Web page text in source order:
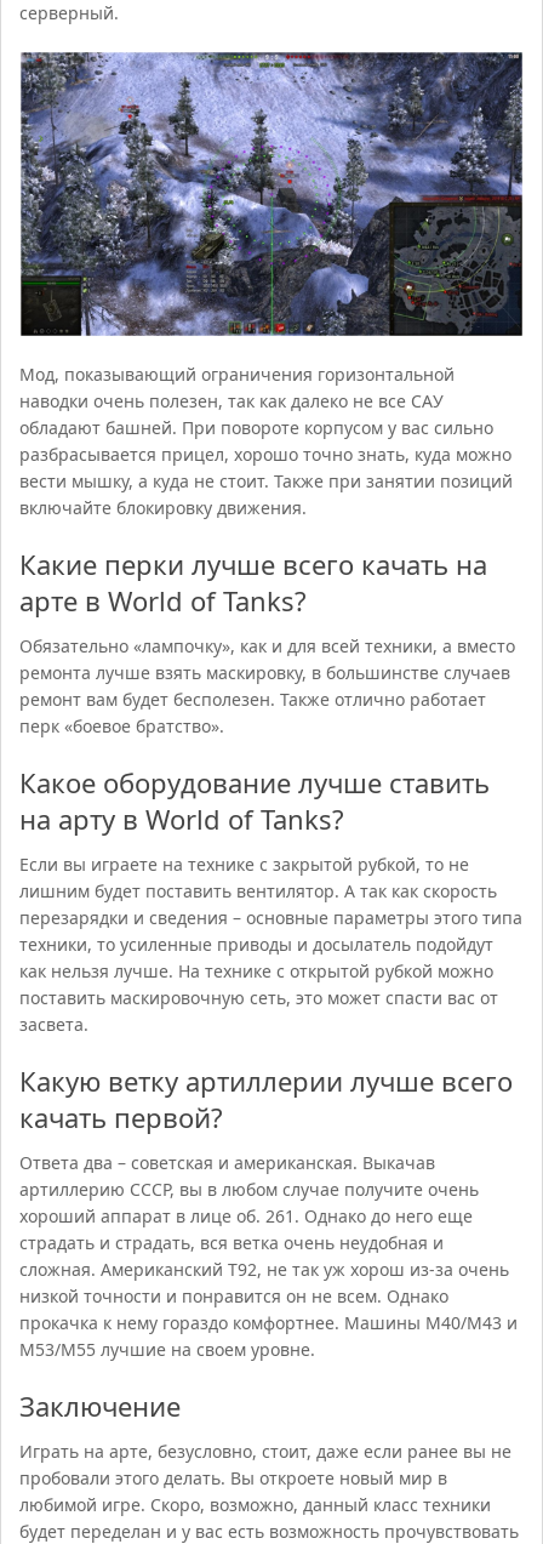
серверный.
Мод, показывающий ограничения горизонтальной
наводки очень полезен, так как далеко не все САУ
обладают башней. При повороте корпусом у вас сильно
разбрасывается прицел, хорошо точно знать, куда можно
вести мышку, а куда не стоит. Также при занятии позиций
включайте блокировку движения.
Какие перки лучше всего качать на
арте в World of Tanks?
Обязательно «лампочку», как и для всей техники, а вместо
ремонта лучше взять маскировку, в большинстве случаев
ремонт вам будет бесполезен. Также отлично работает
перк «боевое братство».
Какое оборудование лучше ставить
на арту в World of Tanks?
Если вы играете на технике с закрытой рубкой, то не
лишним будет поставить вентилятор. А так как скорость
перезарядки и сведения – основные параметры этого типа
техники, то усиленные приводы и досылатель подойдут
как нельзя лучше. На технике с открытой рубкой можно
поставить маскировочную сеть, это может спасти вас от
засвета.
Какую ветку артиллерии лучше всего
качать первой?
Ответа два – советская и американская. Выкачав
артиллерию СССР, вы в любом случае получите очень
хороший аппарат в лице об. 261. Однако до него еще
страдать и страдать, вся ветка очень неудобная и
сложная. Американский Т92, не так уж хорош из-за очень
низкой точности и понравится он не всем. Однако
прокачка к нему гораздо комфортнее. Машины М40/М43 и
М53/М55 лучшие на своем уровне.
Заключение
Играть на арте, безусловно, стоит, даже если ранее вы не
пробовали этого делать. Вы откроете новый мир в
любимой игре. Скоро, возможно, данный класс техники
будет переделан и у вас есть возможность прочувствовать